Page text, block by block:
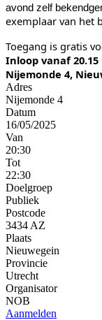
avond zelf
exemplaar van het
Toegang is gratis
Inloop vanaf
Nijemonde 4,
Adres
Nijemonde 4
Datum
16/05/2025
Van
20:30
Tot
22:30
Doelgroep
Publiek
Postcode
3434 AZ
Plaats
Nieuwegein
Provincie
Utrecht
Organisator
NOB
Aanmelden